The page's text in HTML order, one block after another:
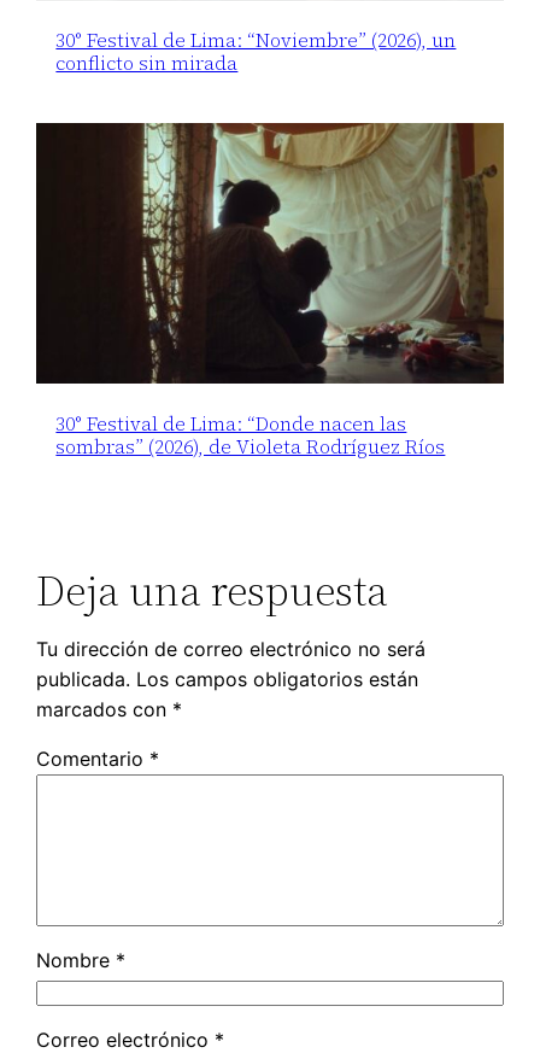
30° Festival de Lima: “Noviembre” (2026), un
conflicto sin mirada
30° Festival de Lima: “Donde nacen las
sombras” (2026), de Violeta Rodríguez Ríos
Deja una respuesta
Tu dirección de correo electrónico no será
publicada. Los campos obligatorios están
marcados con *
Comentario *
Nombre *
Correo electrónico *